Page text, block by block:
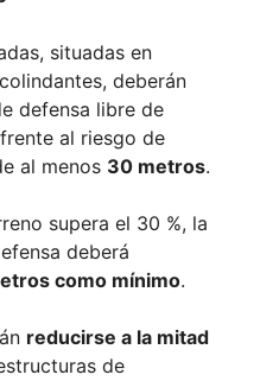
situadas en
deberán
defensa libre de
al riesgo de
al menos 30 metros.
supera el 30 %, la
deberá
como mínimo.
reducirse a la mitad
de